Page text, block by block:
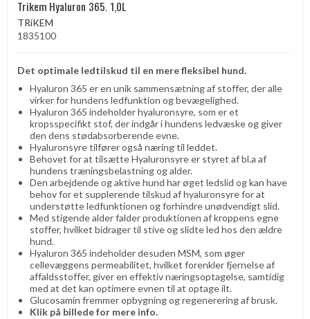
Trikem Hyaluron 365. 1,0L
TRiKEM
1835100
Det optimale ledtilskud til en mere fleksibel hund.
Hyaluron 365 er en unik sammensætning af stoffer, der alle
virker for hundens ledfunktion og bevægelighed.
Hyaluron 365 indeholder hyaluronsyre, som er et
kropsspecifikt stof, der indgår i hundens ledvæske og giver
den dens stødabsorberende evne.
Hyaluronsyre tilfører også næring til leddet.
Behovet for at tilsætte Hyaluronsyre er styret af bl.a af
hundens træningsbelastning og alder.
Den arbejdende og aktive hund har øget ledslid og kan have
behov for et supplerende tilskud af hyaluronsyre for at
understøtte ledfunktionen og forhindre unødvendigt slid.
Med stigende alder falder produktionen af ​​kroppens egne
stoffer, hvilket bidrager til stive og slidte led hos den ældre
hund.
Hyaluron 365 indeholder desuden MSM, som øger
cellevæggens permeabilitet, hvilket forenkler fjernelse af
affaldsstoffer, giver en effektiv næringsoptagelse, samtidig
med at det kan optimere evnen til at optage ilt.
Glucosamin fremmer opbygning og regenerering af brusk.
Klik på billede for mere info.